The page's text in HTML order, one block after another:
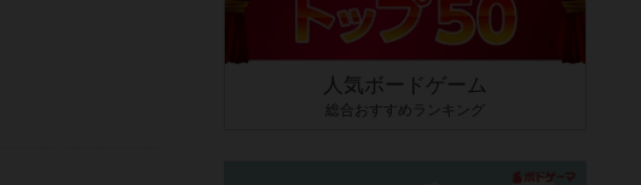
人気ボードゲーム
総合おすすめランキング